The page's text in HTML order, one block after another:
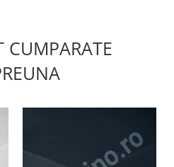
CUMPARATE